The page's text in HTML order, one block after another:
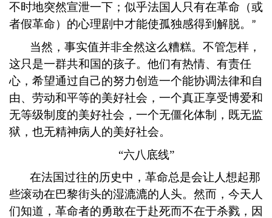
不时地突然宣泄一下；似乎法国人只有在革命（或
者假革命）的心理剧中才能使孤独感得到解脱。
”
当然，事实值并非全然这么糟糕。不管怎样，
这只是一群共和国的孩子。他们有热情、有责任
心，希望通过自己的努力创造一个能协调法律和自
由、劳动和平等的美好社会，一个真正享受博爱和
无等级制度的美好社会，一个无僵化体制，既无监
狱，也无精神病人的美好社会。
“六八底线”
在法国过往的历史中，革命总是会让人想起那
些滚动在巴黎街头的湿漉漉的人头。然而，今天人
们知道，革命者的勇敢在于赴死而不在于杀戮，因